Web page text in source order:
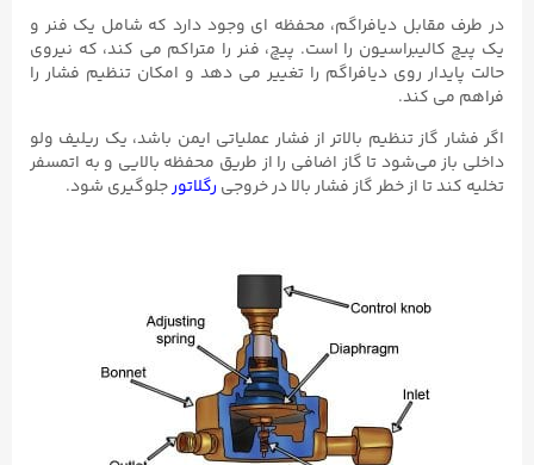
در طرف مقابل دیافراگم، محفظه ای وجود دارد که شامل یک فنر و
یک پیچ کالیبراسیون را است. پیچ، فنر را متراکم می کند، که نیروی
حالت پایدار روی دیافراگم را تغییر می دهد و امکان تنظیم فشار را
فراهم می کند.
اگر فشار گاز تنظیم بالاتر از فشار عملیاتی ایمن باشد، یک ریلیف ولو
داخلی باز می‌شود تا گاز اضافی را از طریق محفظه بالایی و به اتمسفر
تخلیه کند تا از خطر گاز فشار بالا در خروجی رگلاتورجلوگیری شود.